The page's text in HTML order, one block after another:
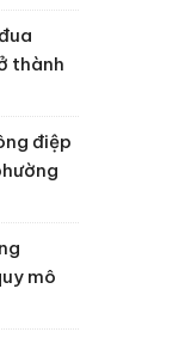
thành
điệp
mô